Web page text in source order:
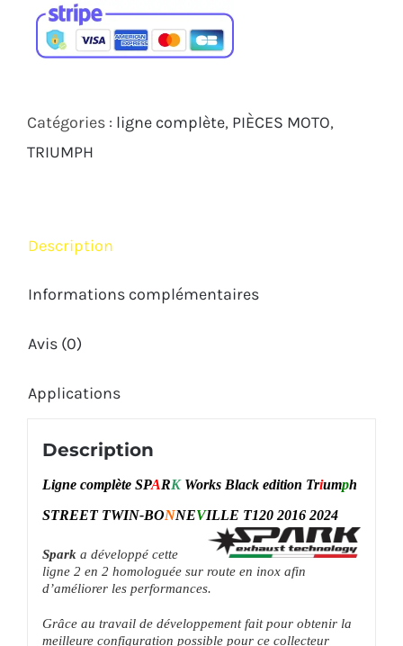
569,00€. 449,00€.
Catégories : ligne complète PIÈCES MOTO
TRIUMPH
Description
Informations complémentaires
Avis (0)
Applications
Description
Ligne complète SPARKWorks Black edition Triumph
STREET TWIN-BONNEVILLE T120 2016 2024
Sparka développé cette
ligne 2 en 2 homologuée sur route en inox afin
d’améliorer les performances.
Grâce au travail de développement fait pour obtenir la
meilleure configuration possible pour ce collecteur